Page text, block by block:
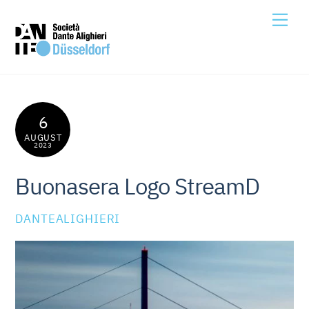
content
6
AUGUST
2023
Buonasera Logo StreamD
DANTEALIGHIERI